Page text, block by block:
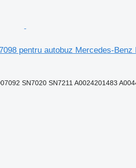
pentru autobuz Mercedes-Benz
SN7020 SN7211 A0024201483